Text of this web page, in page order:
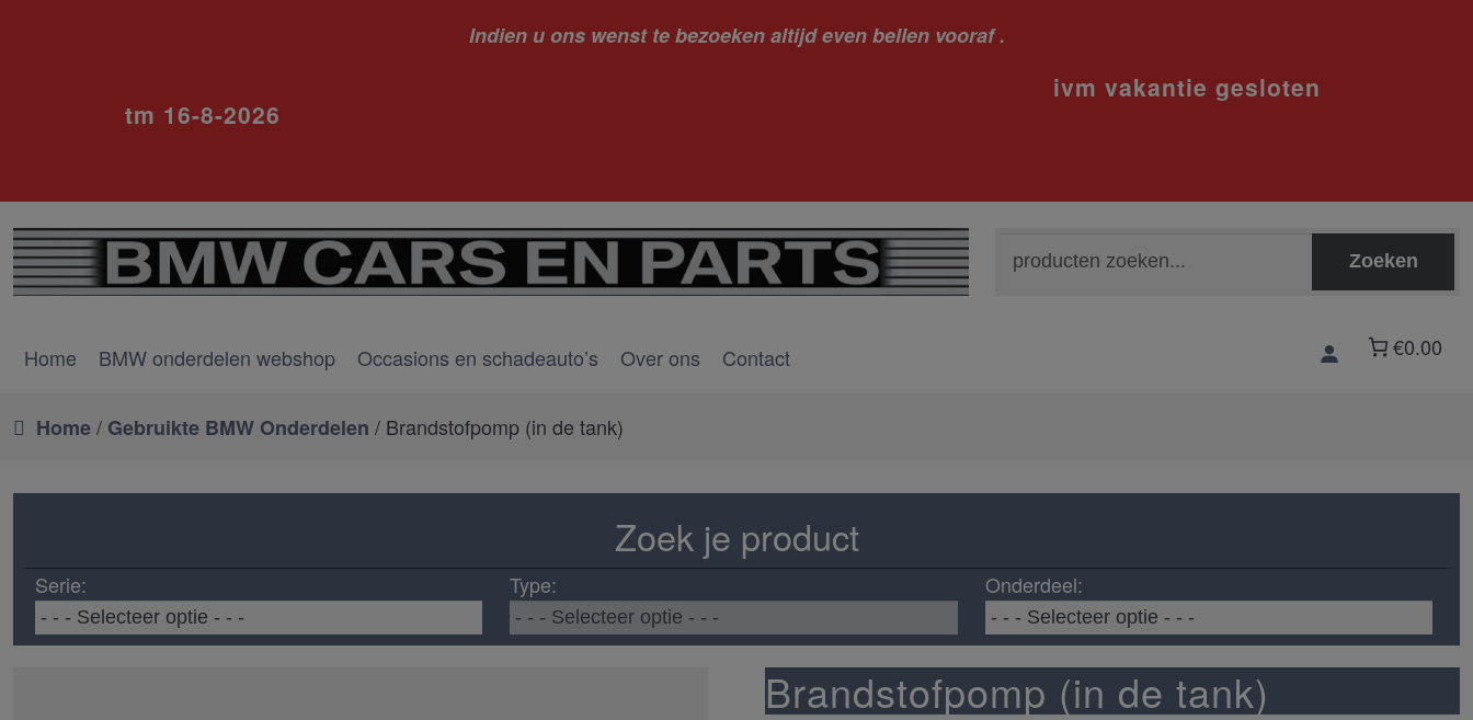
Indien u ons wenst te bezoeken altijd even bellen vooraf .
ivm vakantie gesloten
tm 16-8-2026
naar:
Zoeken
Home BMW onderdelen webshop Occasions en schadeauto’s Over ons Contact €0.00
Home/ Gebruikte BMW Onderdelen / Brandstofpomp (in de tank)
Zoek je product
Serie: Type: Onderdeel:
Brandstofpomp (in de tank)